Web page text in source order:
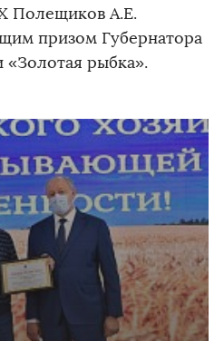
Полещиков А.Е.
призом Губернатора
«Золотая рыбка».